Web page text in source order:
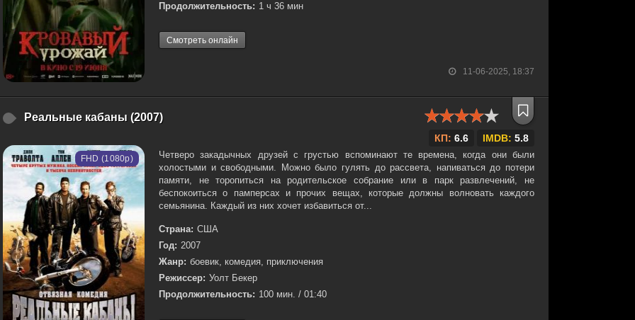
11-06-2025, 18:37
Продолжительность: 1 ч 36 мин
Смотреть онлайн
Реальные кабаны (2007)
КП: 6.6 IMDB: 5.8
FHD (1080p)
Четверо закадычных друзей с грустью вспоминают те времена, когда они были
холостыми и свободными. Можно было гулять до рассвета, напиваться до потери
памяти, не торопиться на родительское собрание или в парк развлечений, не
беспокоиться о памперсах и прочих вещах, которые должны волновать каждого
семьянина. Каждый из них хочет избавиться от...
Страна: США
Год: 2007
Жанр: боевик, комедия, приключения
Режиссер: Уолт Бекер
Продолжительность: 100 мин. / 01:40